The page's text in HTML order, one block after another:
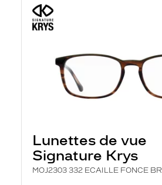
Lunettes de vue
Signature Krys
MOJ2303 332 ECAILLE FONCE BR